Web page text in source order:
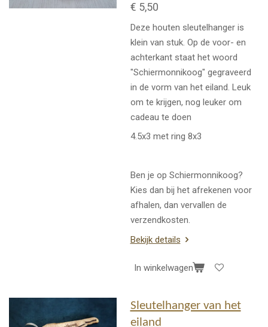
€ 5,50
Deze houten sleutelhanger is
klein van stuk. Op de voor- en
achterkant staat het woord
"Schiermonnikoog" gegraveerd
in de vorm van het eiland. Leuk
om te krijgen, nog leuker om
cadeau te doen
4.5x3 met ring 8x3
Ben je op Schiermonnikoog?
Kies dan bij het afrekenen voor
afhalen, dan vervallen de
verzendkosten.
Bekijk details
In winkelwagen
Sleutelhanger van het
eiland